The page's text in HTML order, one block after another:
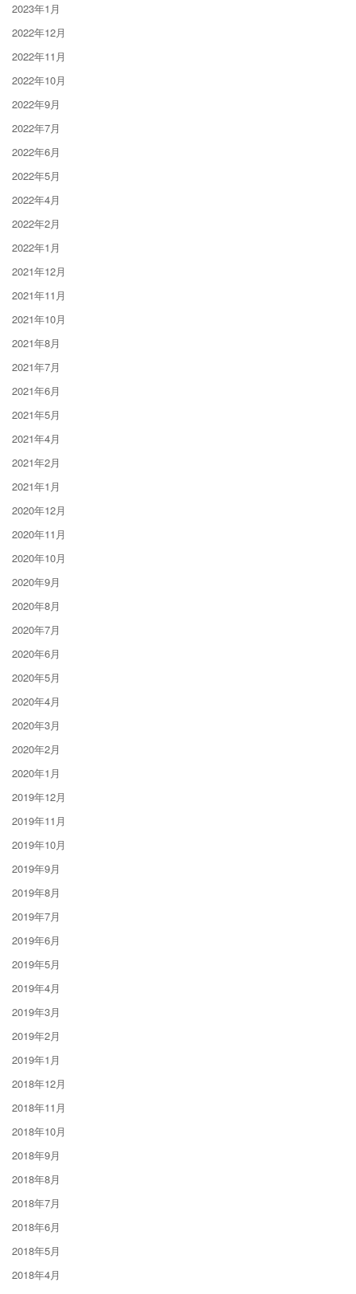
2023年1月
2022年12月
2022年11月
2022年10月
2022年9月
2022年7月
2022年6月
2022年5月
2022年4月
2022年2月
2022年1月
2021年12月
2021年11月
2021年10月
2021年8月
2021年7月
2021年6月
2021年5月
2021年4月
2021年2月
2021年1月
2020年12月
2020年11月
2020年10月
2020年9月
2020年8月
2020年7月
2020年6月
2020年5月
2020年4月
2020年3月
2020年2月
2020年1月
2019年12月
2019年11月
2019年10月
2019年9月
2019年8月
2019年7月
2019年6月
2019年5月
2019年4月
2019年3月
2019年2月
2019年1月
2018年12月
2018年11月
2018年10月
2018年9月
2018年8月
2018年7月
2018年6月
2018年5月
2018年4月